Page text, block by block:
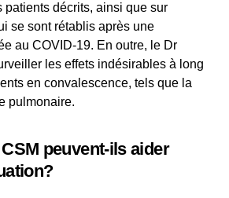
patients décrits, ainsi que sur
se sont rétablis après une
au COVID-19. En outre, le Dr
les effets indésirables à long
en convalescence, tels que la
pulmonaire.
peuvent-ils aider